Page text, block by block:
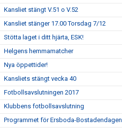
Kansliet stängt V.51 o V.52
Kansliet stänger 17.00 Torsdag 7/12
Stötta laget i ditt hjärta, ESK!
Helgens hemmamatcher
Nya öppettider!
Kansliets stängt vecka 40
Fotbollsavslutningen 2017
Klubbens fotbollsavslutning
Programmet för Ersboda-Bostadendagen